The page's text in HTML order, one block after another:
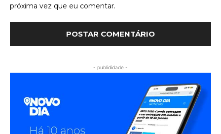
próxima vez que eu comentar.
- publididade -